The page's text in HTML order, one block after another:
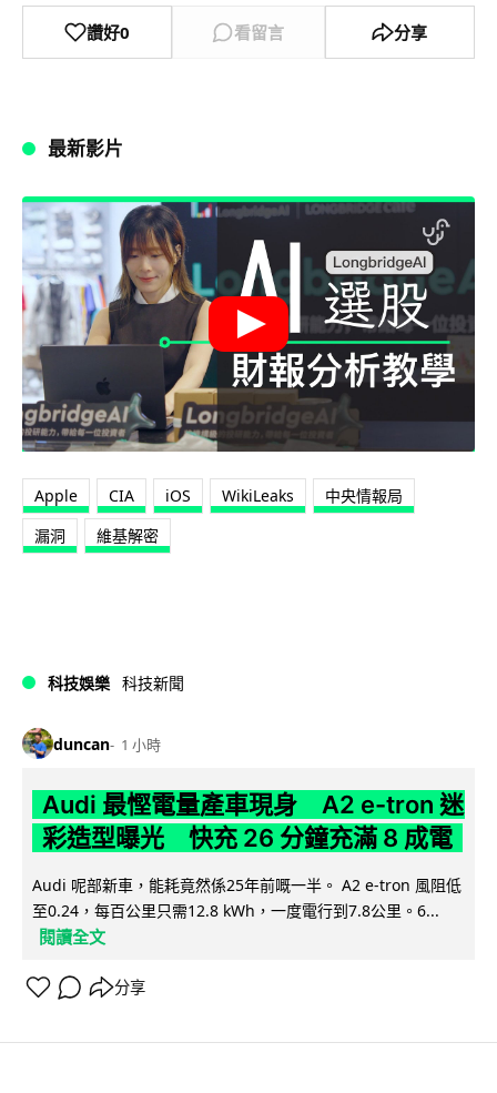
讚好0 看留言 分享
最新影片
Apple CIA iOS WikiLeaks
中央情報局
漏洞
維基解密
科技娛樂 科技新聞
duncan 1 小時
Audi 最慳電量產車現身 A2 e-tron 迷
彩造型曝光 快充 26 分鐘充滿 8 成電
Audi 呢部新車，能耗竟然係25年前嘅一半。 A2 e-tron 風阻低
至0.24，每百公里只需12.8 kWh，一度電行到7.8公里。6...
閱讀全文
分享